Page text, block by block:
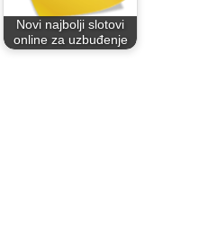
Novi najbolji slotovi
online za uzbuđenje